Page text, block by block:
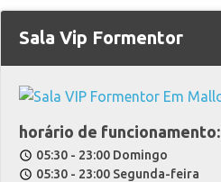
Sala Vip Formentor
horário de funcionamento:
schedule 05:30 - 23:00 Domingo
schedule 05:30 - 23:00 Segunda-feira